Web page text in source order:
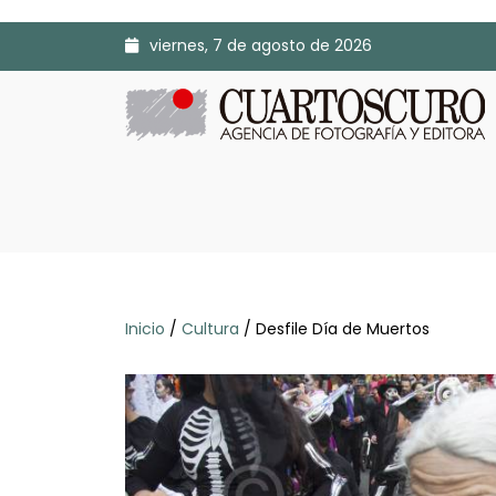
viernes, 7 de agosto de 2026
Inicio / Cultura / Desfile Día de Muertos